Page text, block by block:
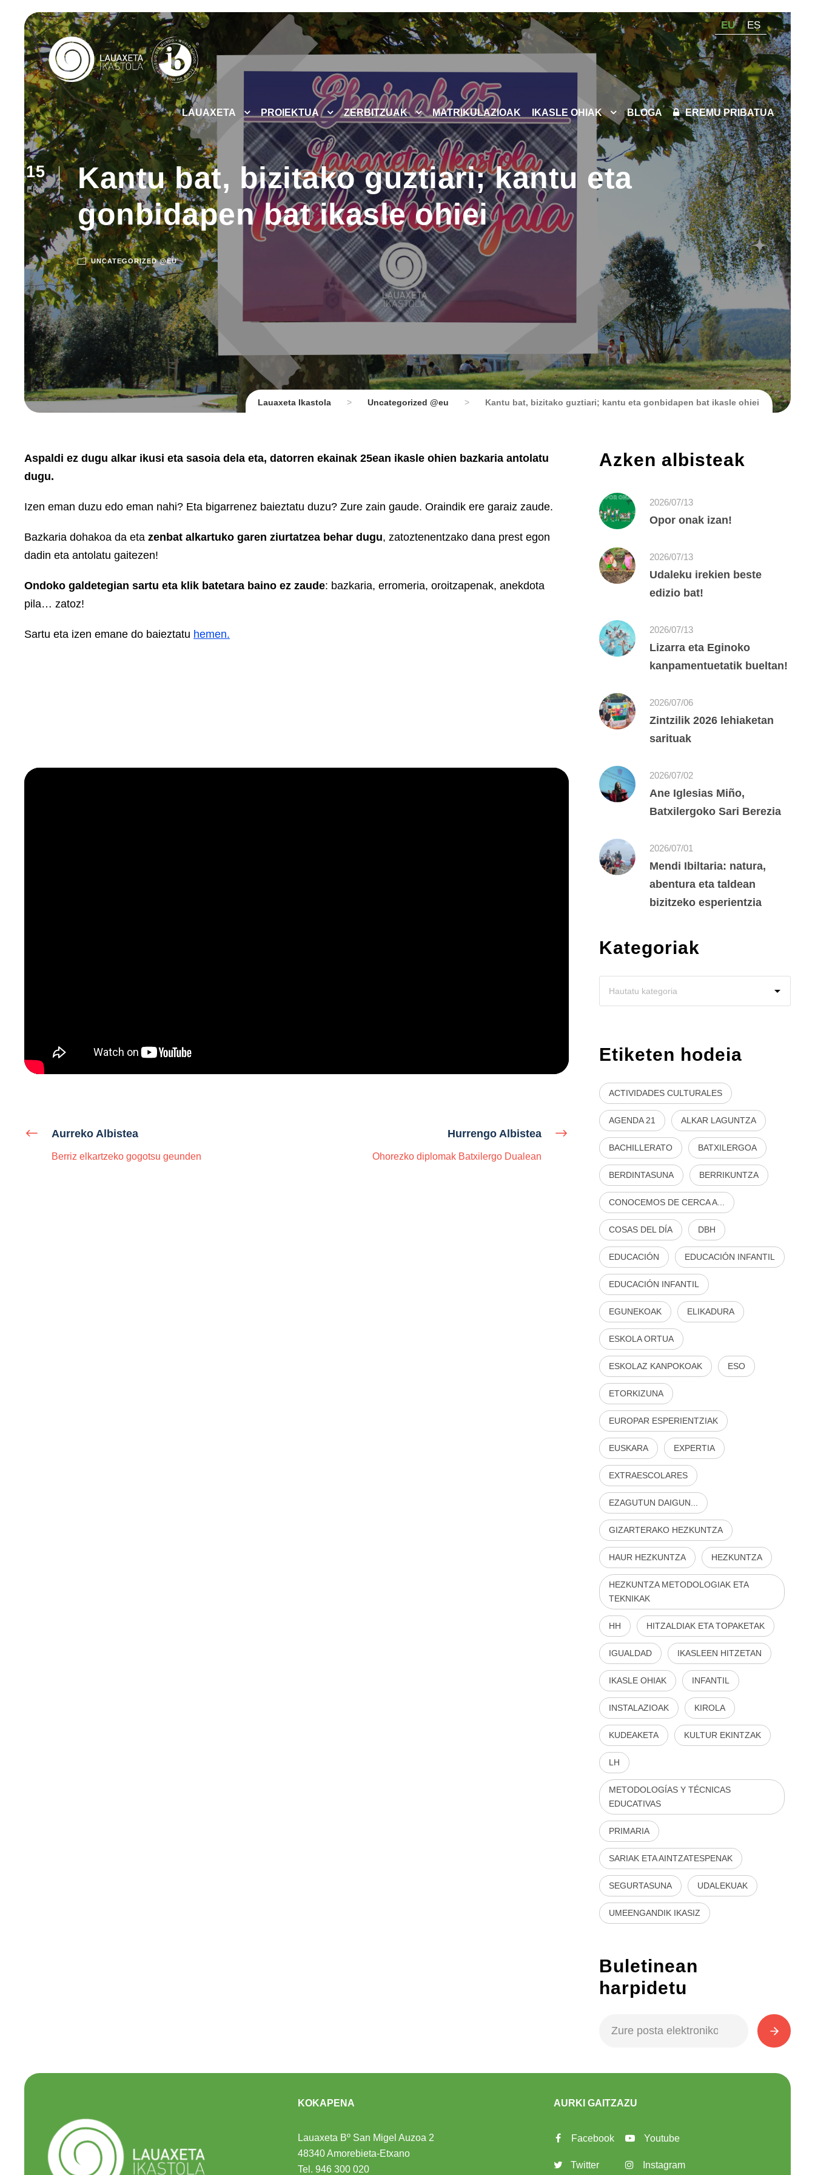
EU ES
LAUAXETA PROIEKTUA ZERBITZUAK MATRIKULAZIOAK IKASLE OHIAK BLOGA EREMU PRIBATUA
15
EKA
Kantu bat, bizitako guztiari; kantu eta
gonbidapen bat ikasle ohiei
UNCATEGORIZED @EU
Lauaxeta Ikastola > Uncategorized @eu > Kantu bat, bizitako guztiari; kantu eta gonbidapen bat ikasle ohiei
Aspaldi ez dugu alkar ikusi eta sasoia dela eta, datorren ekainak 25ean ikasle ohien bazkaria antolatu
dugu.
Izen eman duzu edo eman nahi? Eta bigarrenez baieztatu duzu? Zure zain gaude. Oraindik ere garaiz zaude.
Bazkaria dohakoa da eta zenbat alkartuko garen ziurtatzea behar dugu, zatoztenentzako dana prest egon
dadin eta antolatu gaitezen!
Ondoko galdetegian sartu eta klik batetara baino ez zaude: bazkaria, erromeria, oroitzapenak, anekdota
pila… zatoz!
Sartu eta izen emane do baieztatu hemen.
Aurreko Albistea
Berriz elkartzeko gogotsu geunden
Hurrengo Albistea
Ohorezko diplomak Batxilergo Dualean
Azken albisteak
2026/07/13
Opor onak izan!
2026/07/13
Udaleku irekien beste
edizio bat!
2026/07/13
Lizarra eta Eginoko
kanpamentuetatik bueltan!
2026/07/06
Zintzilik 2026 lehiaketan
sarituak
2026/07/02
Ane Iglesias Miño,
Batxilergoko Sari Berezia
2026/07/01
Mendi Ibiltaria: natura,
abentura eta taldean
bizitzeko esperientzia
Kategoriak
Etiketen hodeia
ACTIVIDADES CULTURALES
AGENDA 21 ALKAR LAGUNTZA
BACHILLERATO BATXILERGOA
BERDINTASUNA BERRIKUNTZA
CONOCEMOS DE CERCA A...
COSAS DEL DÍA DBH
EDUCACIÓN EDUCACIÓN INFANTIL
EDUCACIÓN INFANTIL
EGUNEKOAK ELIKADURA
ESKOLA ORTUA
ESKOLAZ KANPOKOAK ESO
ETORKIZUNA
EUROPAR ESPERIENTZIAK
EUSKARA EXPERTIA
EXTRAESCOLARES
EZAGUTUN DAIGUN...
GIZARTERAKO HEZKUNTZA
HAUR HEZKUNTZA HEZKUNTZA
HEZKUNTZA METODOLOGIAK ETA
TEKNIKAK
HH HITZALDIAK ETA TOPAKETAK
IGUALDAD IKASLEEN HITZETAN
IKASLE OHIAK INFANTIL
INSTALAZIOAK KIROLA
KUDEAKETA KULTUR EKINTZAK
LH
METODOLOGÍAS Y TÉCNICAS
EDUCATIVAS
PRIMARIA
SARIAK ETA AINTZATESPENAK
SEGURTASUNA UDALEKUAK
UMEENGANDIK IKASIZ
Buletinean
harpidetu
KOKAPENA
Lauaxeta Bº San Migel Auzoa 2
48340 Amorebieta-Etxano
Tel.946 300 020
AURKI GAITZAZU
Facebook
Twitter
Youtube
Instagram